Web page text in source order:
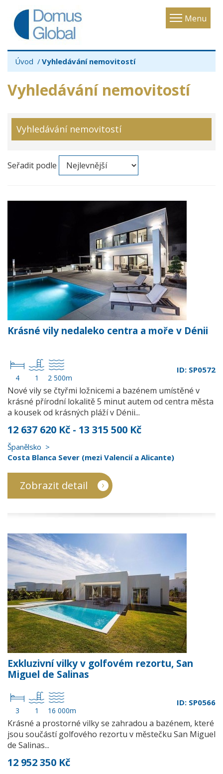
Menu
Toggle
Úvod Vyhledávání nemovitostí
Vyhledávání nemovitostí
Vyhledávání nemovitostí
Seřadit podle
Krásné vily nedaleko centra a moře v Dénii
4 1 2 500m
ID: SP0572
Nové vily se čtyřmi ložnicemi a bazénem umístěné v
krásné přírodní lokalitě 5 minut autem od centra města
a kousek od krásných pláží v Dénii...
12 637 620 Kč - 13 315 500 Kč
Španělsko
Costa Blanca Sever (mezi Valencií a Alicante)
Zobrazit detail
Exkluzivní vilky v golfovém rezortu, San
Miguel de Salinas
3 1 16 000m
ID: SP0566
Krásné a prostorné vilky se zahradou a bazénem, které
jsou součástí golfového rezortu v městečku San Miguel
de Salinas...
12 952 350 Kč